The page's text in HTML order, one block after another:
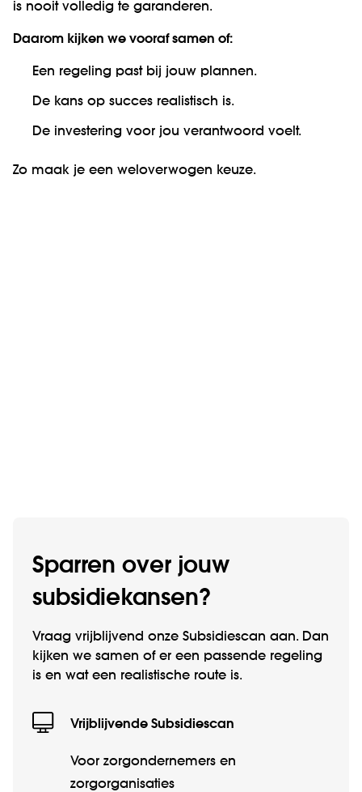
is nooit volledig te garanderen.
Daarom kijken we vooraf samen of:
Een regeling past bij jouw plannen.
De kans op succes realistisch is.
De investering voor jou verantwoord voelt.
Zo maak je een weloverwogen keuze.
Sparren over jouw
subsidiekansen?
Vraag vrijblijvend onze Subsidiescan aan. Dan
kijken we samen of er een passende regeling
is en wat een realistische route is.
Vrijblijvende Subsidiescan
Voor zorgondernemers en
zorgorganisaties